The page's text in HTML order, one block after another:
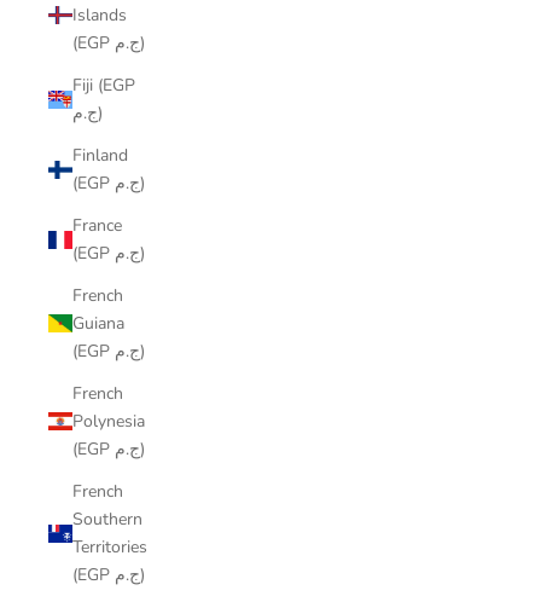
Islands
(EGP ج.م)
Fiji (EGP
ج.م)
Finland
(EGP ج.م)
France
(EGP ج.م)
French
Guiana
(EGP ج.م)
French
Polynesia
(EGP ج.م)
French
Southern
Territories
(EGP ج.م)